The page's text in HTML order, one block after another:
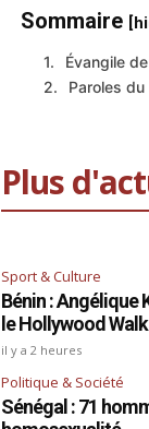
Sommaire
Évangile
Paroles
Plus
Sport & Culture
Bénin : Angélique
le Hollywood
il y a 2 heures
Politique & Société
Sénégal : 71